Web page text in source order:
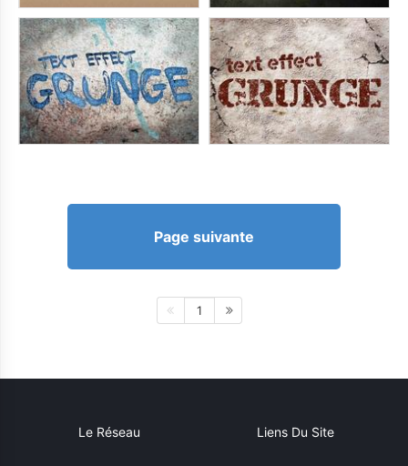
Page suivante
1
Le Réseau Liens Du Site